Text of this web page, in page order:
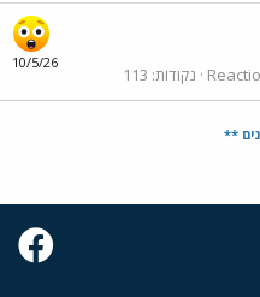
10/5/26
נקודות 113